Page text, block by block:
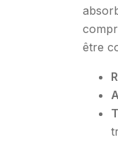
être